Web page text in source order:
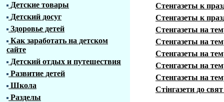
Детские товары
Детский досуг
Здоровье детей
Как заработать на детском
сайте
Детский отдых и путешествия
Развитие детей
Школа
Разделы
Стенгазеты к
Стенгазеты к
Стенгазеты на
Стенгазеты на
Стенгазеты на
Стенгазеты на
Стенгазеты на
Стінгазети до